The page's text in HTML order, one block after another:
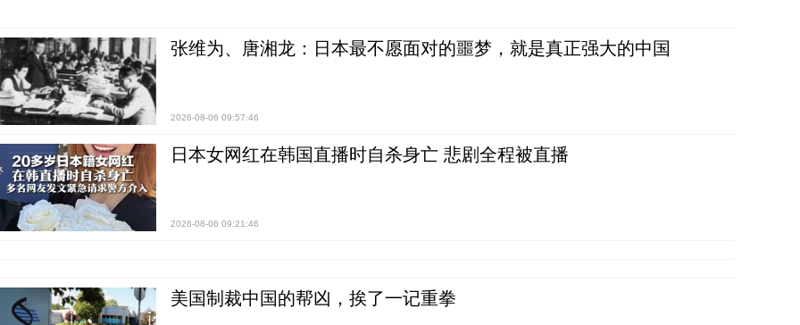
张维为、唐湘龙：日本最不愿面对的噩梦，就是真正强大的中国
2026-08-06 09:57:46
日本女网红在韩国直播时自杀身亡 悲剧全程被直播
2026-08-06 09:21:46
美国制裁中国的帮凶，挨了一记重拳